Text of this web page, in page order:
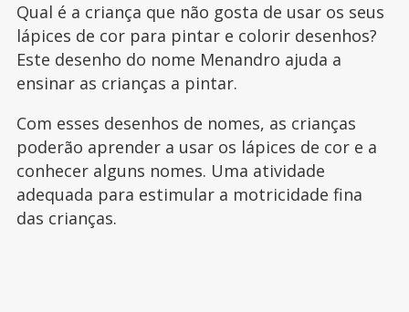
Qual é a criança que não gosta de usar os seus
lápices de cor para pintar e colorir desenhos?
Este desenho do nome Menandro ajuda a
ensinar as crianças a pintar.
Com esses desenhos de nomes, as crianças
poderão aprender a usar os lápices de cor e a
conhecer alguns nomes. Uma atividade
adequada para estimular a motricidade fina
das crianças.